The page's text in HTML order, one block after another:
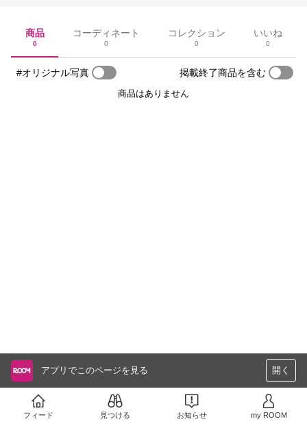
商品
0
コーディネート
0
コレクション
0
いいね
0
#オリジナル写真 掲載終了商品を含む
商品はありません
アプリでこのページを見る 開く
フィード 見つける お知らせ my ROOM